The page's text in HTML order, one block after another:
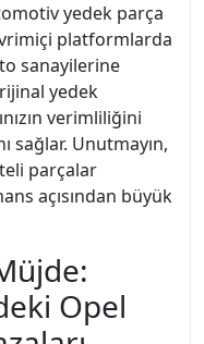
yedek parça
platformlarda
sanayilerine
yedek
verimliliğini
sağlar. Unutmayın,
parçalar
açısından büyük
Opel